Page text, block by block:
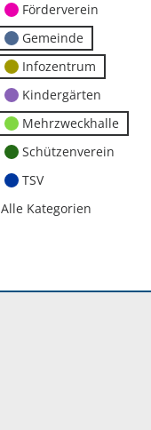
Förderverein
Gemeinde
Infozentrum
Kindergärten
Mehrzweckhalle
Schützenverein
TSV
Alle Kategorien